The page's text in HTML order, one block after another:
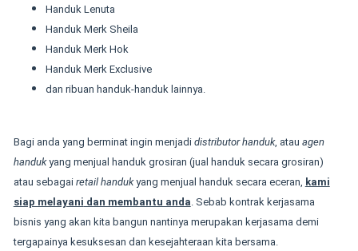
Handuk Lenuta
Handuk Merk Sheila
Handuk Merk Hok
Handuk Merk Exclusive
dan ribuan handuk-handuk lainnya.
Bagi anda yang berminat ingin menjadi distributor handuk, atau agen
handukyang menjual handuk grosiran (jual handuk secara grosiran)
atau sebagai retail handukyang menjual handuk secara eceran, kami
siap melayani dan membantu anda . Sebab kontrak kerjasama
bisnis yang akan kita bangun nantinya merupakan kerjasama demi
tergapainya kesuksesan dan kesejahteraan kita bersama.